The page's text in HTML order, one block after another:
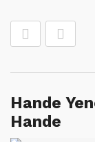
Hande
Hande